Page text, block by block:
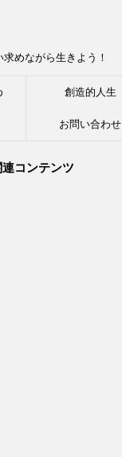
めながら生きよう！
創造的人生
お問い合わせ
連コンテンツ